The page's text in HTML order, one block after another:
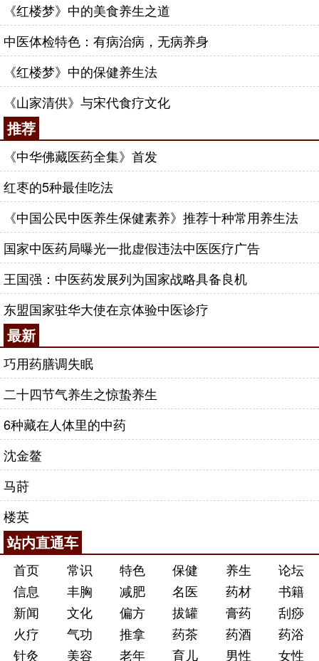
《红楼梦》中的美食养生之道
中医体检特色：有病治病，无病养身
《红楼梦》中的保健养生法
《山家清供》与宋代食疗文化
推荐
《中华佛藏医药全集》首发
红枣的5种最佳吃法
《中国公民中医养生保健素养》推荐十种常用养生法
国家中医药局曝光一批虚假违法中医医疗广告
王国强：中医药发展列为国家战略具备良机
东盟国家驻华大使在京体验中医诊疗
最新
巧用药膳调失眠
二十四节气养生之惊蛰养生
6种藏在人体里的中药
沈金鳌
马莳
楼英
站内直通车
首页 常识 特色 保健 养生
论坛
信息
丰胸 减肥 名医 药材
书籍
新闻
文化 偏方 拔罐 膏药
刮痧
火疗
气功 推拿 药茶 药酒
药浴
针灸
美容 老年 育儿 男性 女性